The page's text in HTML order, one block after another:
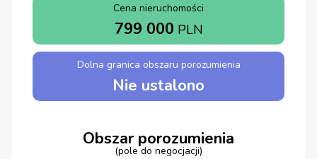
Cena nieruchomości
799 000 PLN
Dolna granica obszaru porozumienia
Nie ustalono
Obszar porozumienia
(pole do negocjacji)